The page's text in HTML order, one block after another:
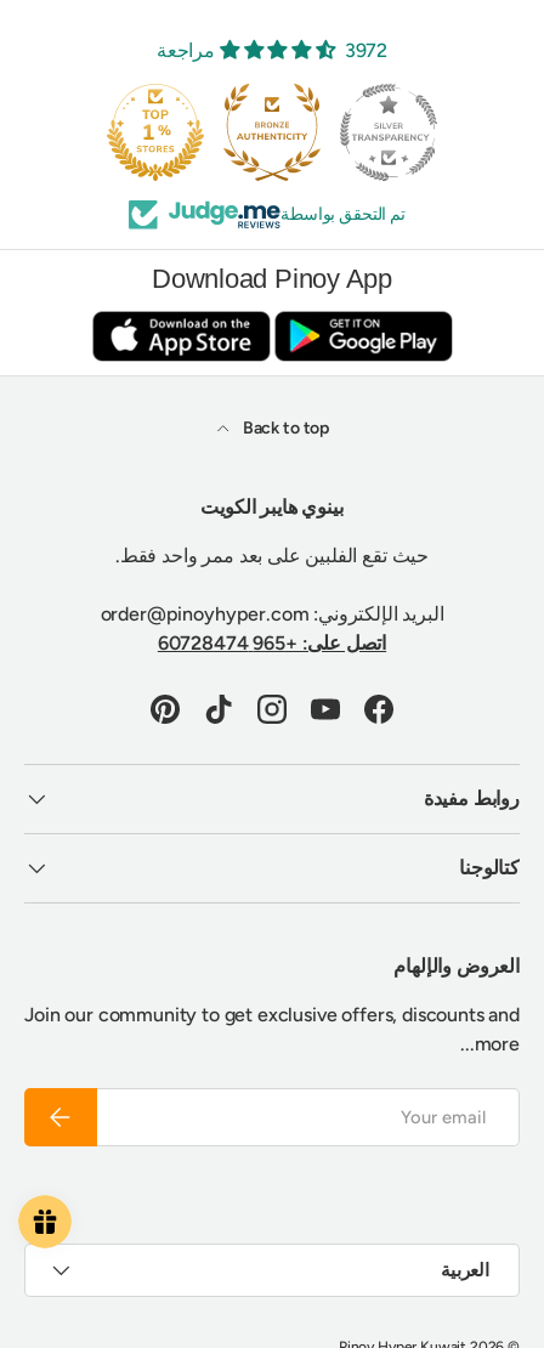
3972 مراجعة
تم التحقق بواسطة
Download Pinoy App
Back to top
بينوي هايبر الكويت
حيث تقع الفلبين على بعد ممر واحد فقط.
البريد الإلكتروني: order@pinoyhyper.com
اتصل على: +965 60728474
Facebook
YouTube
Instagram
TikTok
Pinterest
روابط مفيدة
كتالوجنا
العروض والإلهام
Join our community to get exclusive offers, discounts and
more...
اللغة
العربية